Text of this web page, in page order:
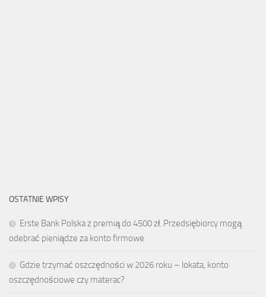
OSTATNIE WPISY
Erste Bank Polska z premią do 4500 zł. Przedsiębiorcy mogą
odebrać pieniądze za konto firmowe
Gdzie trzymać oszczędności w 2026 roku – lokata, konto
oszczędnościowe czy materac?